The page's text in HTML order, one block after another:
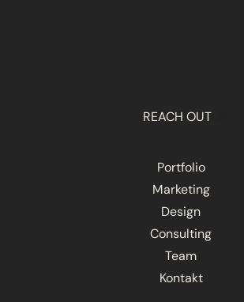
REACH OUT
Portfolio
Marketing
Design
Consulting
Team
Kontakt